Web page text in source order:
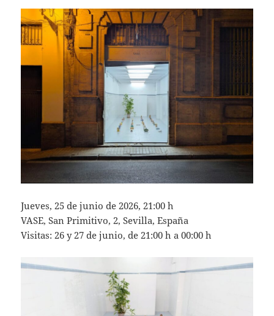
Jueves, 25 de junio de 2026, 21:00 h
VASE, San Primitivo, 2, Sevilla, España
Visitas: 26 y 27 de junio, de 21:00 h a 00:00 h